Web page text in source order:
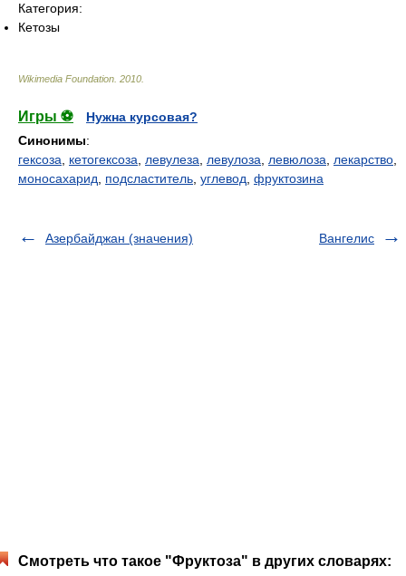
Категория:
Кетозы
Wikimedia Foundation 2010
Игры ⚽
Нужна курсовая?
Синонимы:
гексоза
кетогексоза левулеза левулоза левюлоза лекарство
моносахарид
подсластитель углевод фруктозина
Азербайджан (значения) Вангелис
Смотреть что такое "Фруктоза" в других словарях: